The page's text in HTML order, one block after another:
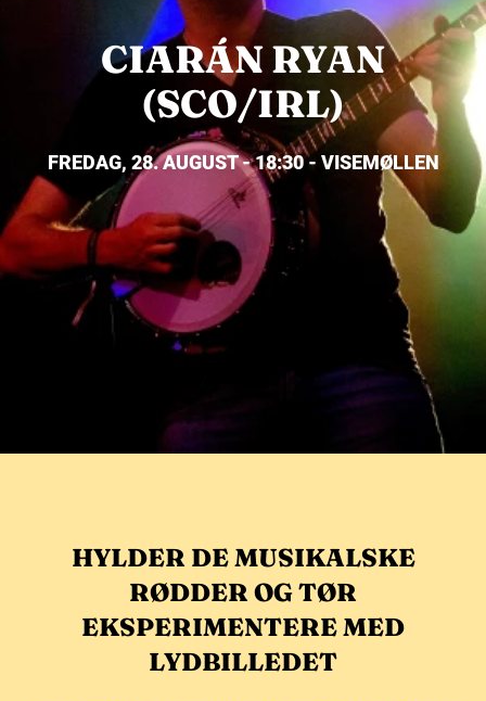
CIARÁN RYAN
(SCO/IRL)
FREDAG, 28. AUGUST - 18:30 - VISEMØLLEN
HYLDER DE MUSIKALSKE
RØDDER OG TØR
EKSPERIMENTERE MED
LYDBILLEDET